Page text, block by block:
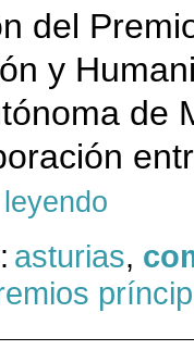
del
y
de
asturias,